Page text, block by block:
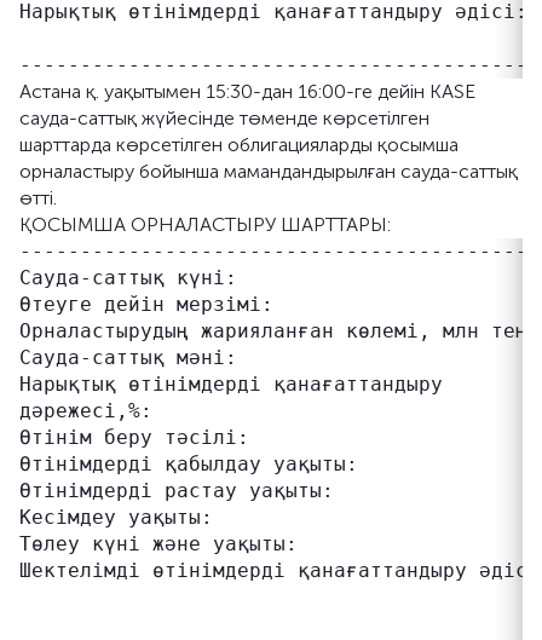
Нарықтық өтінімдерді қанағаттандыру
Астана қ. уақытымен 15:30-дан 16:00-ге дейін KASE
сауда-саттық жүйесінде төменде көрсетілген
шарттарда көрсетілген облигацияларды қосымша
орналастыру бойынша мамандандырылған сауда-саттық
өтті.
ҚОСЫМША ОРНАЛАСТЫРУ ШАРТТАРЫ:
Сауда-саттық күні:
Өтеуге дейін мерзімі:
Орналастырудың жарияланған көлемі, млн
Сауда-саттық мәні:
Нарықтық өтінімдерді қанағаттандыру
дәрежесі,%:
Өтінім беру тәсілі:
Өтінімдерді қабылдау уақыты:
Өтінімдерді растау уақыты:
Кесімдеу уақыты:
Төлеу күні және уақыты:
Шектелімді өтінімдерді қанағаттандыру